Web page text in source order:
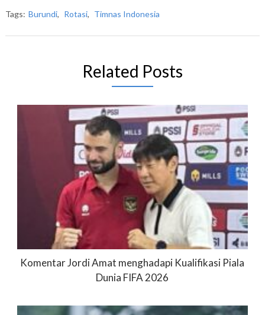
Tags: Burundi, Rotasi, Timnas Indonesia
Related Posts
Komentar Jordi Amat menghadapi Kualifikasi Piala
Dunia FIFA 2026